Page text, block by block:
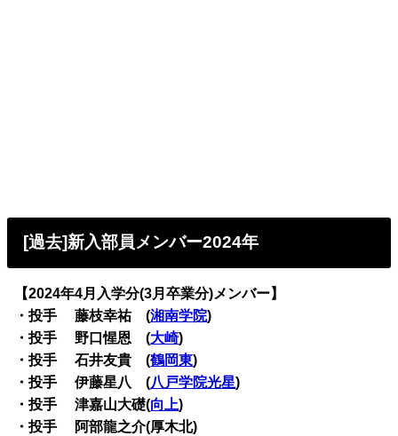
[過去]新入部員メンバー2024年
【2024年4月入学分(3月卒業分)メンバー】
・投手 藤枝幸祐 (湘南学院)
・投手 野口惺恩 (大崎)
・投手 石井友貴 (鶴岡東)
・投手 伊藤星八 (八戸学院光星)
・投手 津嘉山大礎(向上)
・投手 阿部龍之介(厚木北)